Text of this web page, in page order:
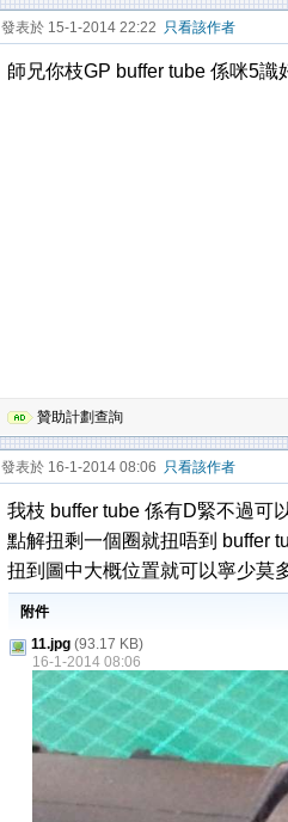
發表於 15-1-2014 22:22 只看該作者
師兄你枝GP buffer tube 係咪5
贊助計劃查詢
發表於 16-1-2014 08:06 只看該作者
我枝 buffer tube 係有D緊不過可
點解扭剩一個圈就扭唔到 buffer
扭到圖中大概位置就可以寧少莫
附件
11.jpg (93.17 KB)
16-1-2014 08:06